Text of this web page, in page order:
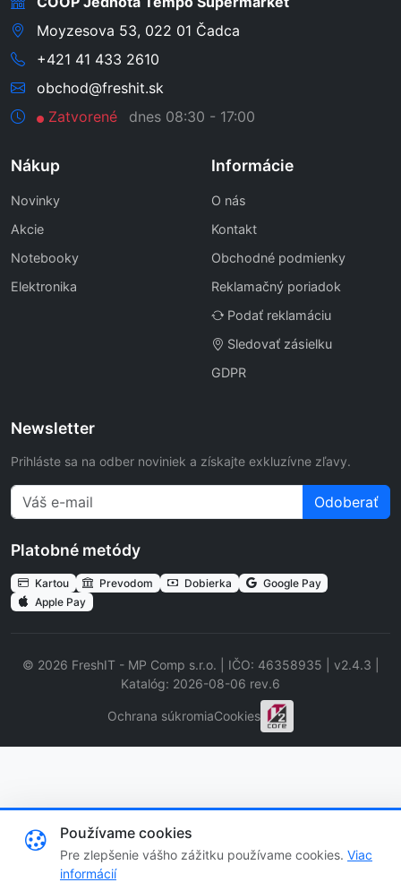
Moyzesova 53, 022 01 Čadca
+421 41 433 2610
obchod@freshit.sk
Zatvorené
dnes 08:30 - 17:00
Nákup
Novinky
Akcie
Notebooky
Elektronika
Informácie
O nás
Kontakt
Obchodné podmienky
Reklamačný poriadok
Podať reklamáciu
Sledovať zásielku
GDPR
Newsletter
Prihláste sa na odber noviniek a získajte exkluzívne zľavy.
Odoberať
Platobné metódy
Kartou Prevodom Dobierka
Google Pay
Apple Pay
© 2026 FreshIT - MP Comp s.r.o. | IČO: 46358935 | v2.4.3 |
Katalóg: 2026-08-06 rev.6
Ochrana súkromiaCookies
Používame cookies
Pre zlepšenie vášho zážitku používame cookies. Viac
informácií